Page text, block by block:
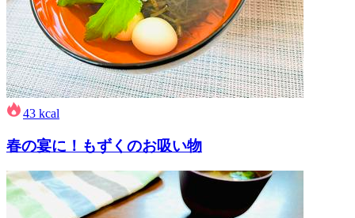
43 kcal
春の宴に！もずくのお吸い物